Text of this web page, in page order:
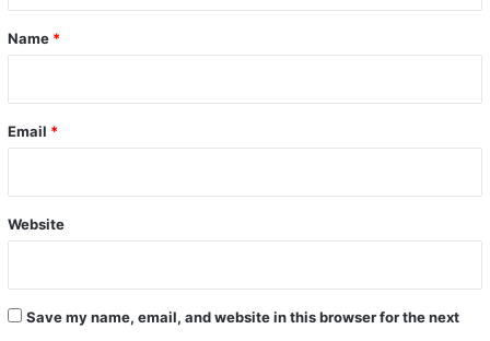
*
Name *
Email *
Website
Save my name, email, and website in this browser for the next